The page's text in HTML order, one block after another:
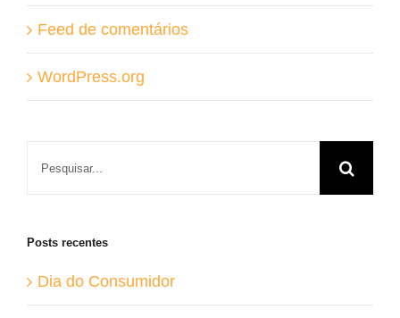
Feed de comentários
WordPress.org
Posts recentes
Dia do Consumidor